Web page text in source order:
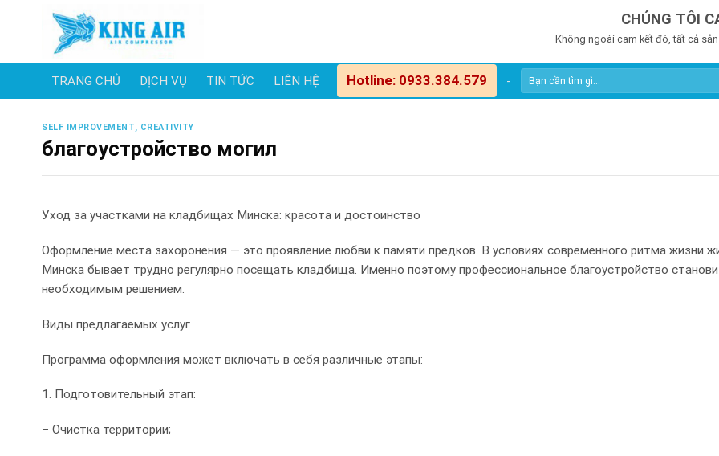
CHÚNG TÔI
Không ngoài cam kết đó, tất cả
TRANG CHỦ DỊCH VỤ TIN TỨC LIÊN HỆ Hotline: 0933.384.579 -
SELF IMPROVEMENT, CREATIVITY
благоустройство могил
Уход за участками на кладбищах Минска: красота и достоинство
Оформление места захоронения — это проявление любви к памяти предков. В условиях современного ритма жизни
Минска бывает трудно регулярно посещать кладбища. Именно поэтому профессиональное благоустройство
необходимым решением.
Виды предлагаемых услуг
Программа оформления может включать в себя различные этапы:
1. Подготовительный этап:
– Очистка территории;